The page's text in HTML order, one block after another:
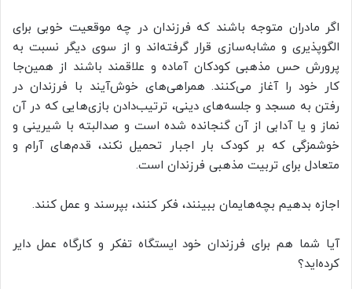
اگر مادران متوجه باشند که فرزندان در چه موقعیت خوبی برای
الگوپذیری و مشابه‌سازی قرار گرفته‌اند و از سوی دیگر نسبت به
پرورش حس مذهبی کودکان آماده و علاقمند باشند از همین‌جا
کار خود را آغاز می‌کنند. همراهی‌های خوش‌آیند با فرزندان در
رفتن به مسجد و جلسه‌های دینی، ترتیب‌دادن بازی‌هایی که در آن
نماز و یا آدابی از آن گنجانده شده است و صدالبته با شیرینی و
خوشمزگی که بر کودک بار اجبار تحمیل نکند، قدم‌های آرام و
متعادل برای تربیت مذهبی فرزندان است.
اجازه بدهیم بچه‌هایمان ببینند، فکر کنند، بپرسند و عمل کنند.
آیا شما هم برای فرزندان خود ایستگاه تفکر و کارگاه عمل دایر
کرده‌اید؟